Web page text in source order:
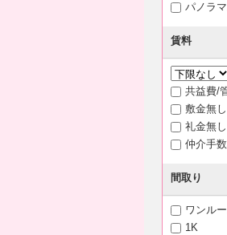
パノラ
賃料
共益費/
敷金無し
礼金無し
仲介手
間取り
ワンル
1K